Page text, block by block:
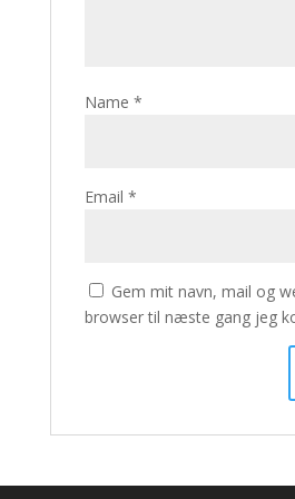
Name *
Email *
Gem mit navn, mail og
browser til næste gang jeg